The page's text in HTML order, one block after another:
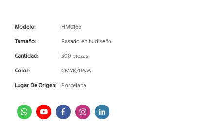
Modelo:
HM0166
Tamaño:
Basado en tu diseño
Cantidad:
300 piezas
Color:
CMYK/B&W
Lugar De Origen: Porcelana